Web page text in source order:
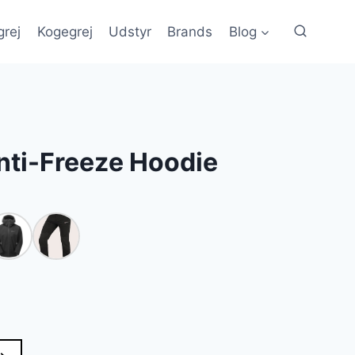
Kogegrej Udstyr Brands Blog
Freeze Hoodie